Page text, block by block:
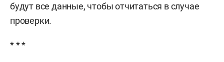
будут все данные, чтобы отчитаться в случае
проверки.
* * *